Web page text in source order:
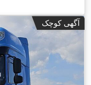
آگهی کوچک